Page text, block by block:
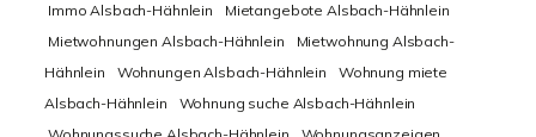
Immo Alsbach-Hähnlein
Mietangebote Alsbach-Hähnlein
Mietwohnungen Alsbach-Hähnlein
Mietwohnung Alsbach-
Hähnlein
Wohnungen Alsbach-Hähnlein
Wohnung miete
Alsbach-Hähnlein
Wohnung suche Alsbach-Hähnlein